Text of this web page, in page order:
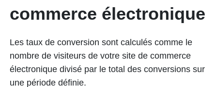
commerce électronique
Les taux de conversion sont calculés comme le
nombre de visiteurs de votre site de commerce
électronique divisé par le total des conversions sur
une période définie.